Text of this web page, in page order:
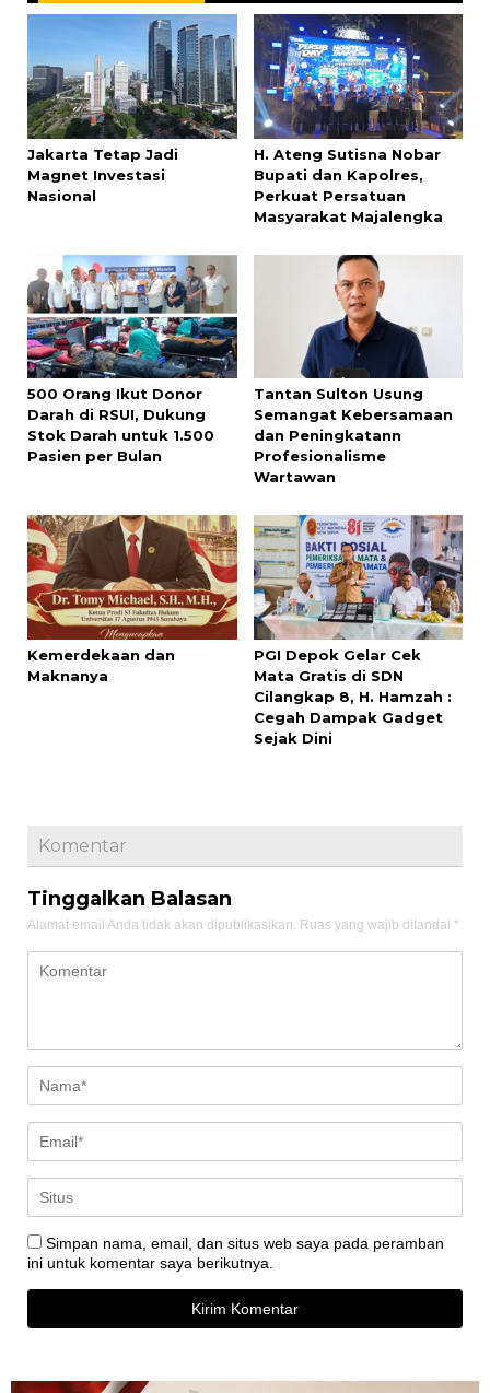
Jakarta Tetap Jadi
Magnet Investasi
Nasional
H. Ateng Sutisna Nobar
Bupati dan Kapolres,
Perkuat Persatuan
Masyarakat Majalengka
500 Orang Ikut Donor
Darah di RSUI, Dukung
Stok Darah untuk 1.500
Pasien per Bulan
‎Tantan Sulton Usung
Semangat Kebersamaan
dan Peningkatann
Profesionalisme
Wartawan
Kemerdekaan dan
Maknanya
PGI Depok Gelar Cek
Mata Gratis di SDN
Cilangkap 8, H. Hamzah :
Cegah Dampak Gadget
Sejak Dini
Komentar
Tinggalkan Balasan
Alamat email Anda tidak akan dipublikasikan. Ruas yang wajib ditandai *
Simpan nama, email, dan situs web saya pada peramban
ini untuk komentar saya berikutnya.